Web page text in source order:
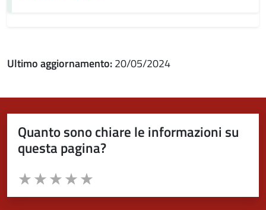
Ultimo aggiornamento:20/05/2024
Quanto sono chiare le informazioni su
questa pagina?
Valuta da 1 a 5 stelle la pagina
Valuta 5 stelle su 5
Valuta 4 stelle su 5
Valuta 3 stelle su 5
Valuta 2 stelle su 5
Valuta 1 stelle su 5